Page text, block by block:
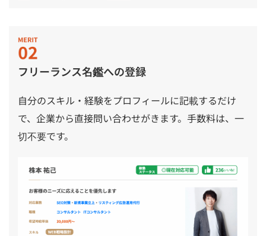
フリーランス名鑑への登録
自分のスキル・経験をプロフィールに記載するだけ
で、企業から直接問い合わせがきます。手数料は、一
切不要です。